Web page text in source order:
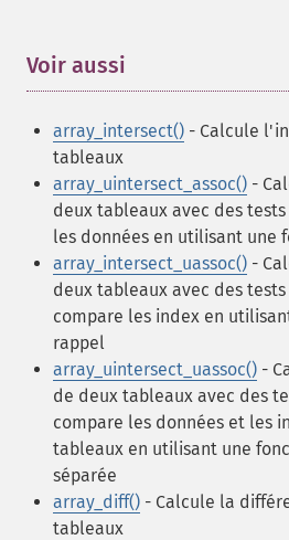
Voir aussi
array_intersect() - Calcule
tableaux
array_uintersect_assoc() -
deux tableaux avec des
les données en utilisant une
array_intersect_uassoc() -
deux tableaux avec des
compare les index en
rappel
array_uintersect_uassoc() -
de deux tableaux avec des
compare les données et les
tableaux en utilisant une
séparée
array_diff() - Calcule la
tableaux